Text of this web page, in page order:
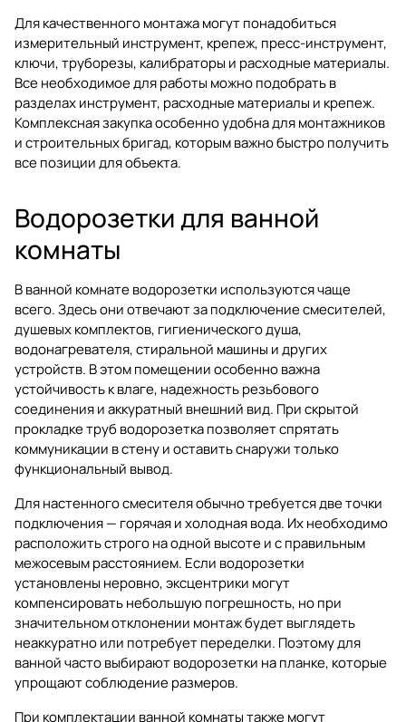
Для качественного монтажа могут понадобиться
измерительный инструмент, крепеж, пресс-инструмент,
ключи, труборезы, калибраторы и расходные материалы.
Все необходимое для работы можно подобрать в
разделахинструмент, расходные материалы и крепеж.
Комплексная закупка особенно удобна для монтажников
и строительных бригад, которым важно быстро получить
все позиции для объекта.
Водорозетки для ванной
комнаты
В ванной комнате водорозетки используются чаще
всего. Здесь они отвечают за подключение смесителей,
душевых комплектов, гигиенического душа,
водонагревателя, стиральной машины и других
устройств. В этом помещении особенно важна
устойчивость к влаге, надежность резьбового
соединения и аккуратный внешний вид. При скрытой
прокладке труб водорозетка позволяет спрятать
коммуникации в стену и оставить снаружи только
функциональный вывод.
Для настенного смесителя обычно требуется две точки
подключения — горячая и холодная вода. Их необходимо
расположить строго на одной высоте и с правильным
межосевым расстоянием. Если водорозетки
установлены неровно, эксцентрики могут
компенсировать небольшую погрешность, но при
значительном отклонении монтаж будет выглядеть
неаккуратно или потребует переделки. Поэтому для
ванной часто выбирают водорозетки на планке, которые
упрощают соблюдение размеров.
При комплектации ванной комнаты также могут